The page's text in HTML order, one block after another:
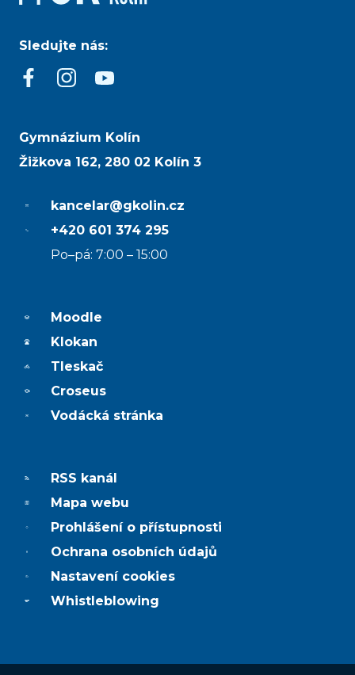
Sledujte nás:
Gymnázium Kolín
Žižkova 162, 280 02 Kolín 3
kancelar@gkolin.cz
+420 601 374 295
Po–pá: 7:00 – 15:00
Moodle
Klokan
Tleskač
Croseus
Vodácká stránka
RSS kanál
Mapa webu
Prohlášení o přístupnosti
Ochrana osobních údajů
Nastavení cookies
Whistleblowing